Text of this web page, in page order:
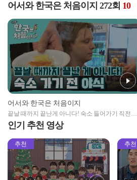
어서와 한국은 처음이지 272회 10
어서와 한국은 처음이지
끝날 때까지 끝난게 아니다! 숙소 들어가기 직전까
지 먹는 스웨덴 친구들ㅋㅋ
인기 추천 영상
추천 추천